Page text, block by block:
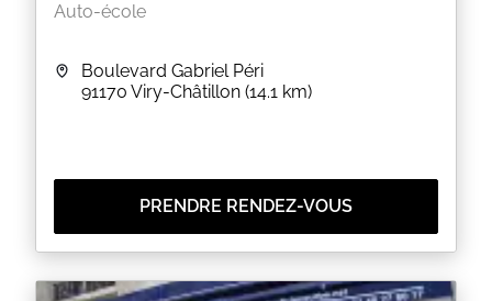
Auto-école
Boulevard Gabriel Péri
91170 Viry-Châtillon (14.1 km)
PRENDRE RENDEZ-VOUS